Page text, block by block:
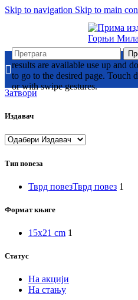
Skip to navigation Skip to main
results are available use up and
to go to the desired page. Touch
or with swipe gestures.
Затвори
Издавач
Тип повеза
Тврд повезТврд повез 1
Формат књиге
15x21 cm 1
Статус
На акцији
На стању